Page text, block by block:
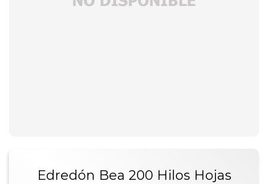
Edredón Bea 200 Hilos Hojas